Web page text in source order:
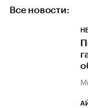
Все новости: